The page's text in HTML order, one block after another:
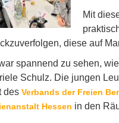
Mit
diese auf
spannend zu sehen,
Schulz. Die jungen
des Verbands der Freien
Hessen in den